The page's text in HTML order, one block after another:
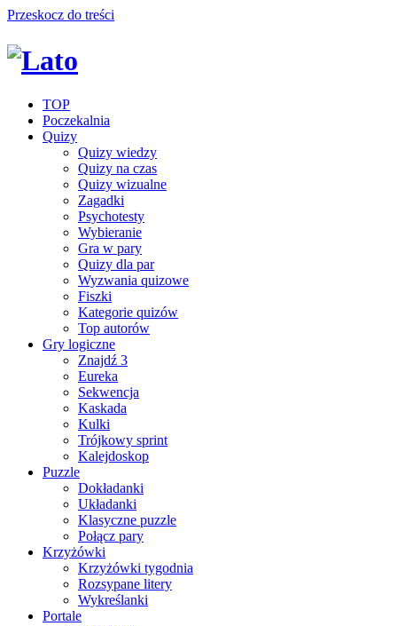
Przeskocz do treści
TOP
Poczekalnia
Quizy
Quizy wiedzy
Quizy na czas
Quizy wizualne
Zagadki
Psychotesty
Wybieranie
Gra w pary
Quizy dla par
Wyzwania quizowe
Fiszki
Kategorie quizów
Top autorów
Gry logiczne
Znajdź 3
Eureka
Sekwencja
Kaskada
Kulki
Trójkowy sprint
Kalejdoskop
Puzzle
Dokładanki
Układanki
Klasyczne puzzle
Połącz pary
Krzyżówki
Krzyżówki tygodnia
Rozsypane litery
Wykreślanki
Portale